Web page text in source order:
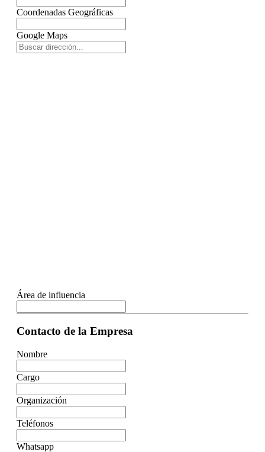
Coordenadas Geográficas
Google Maps
Área de influencia
Contacto de la Empresa
Nombre
Cargo
Organización
Teléfonos
Whatsapp